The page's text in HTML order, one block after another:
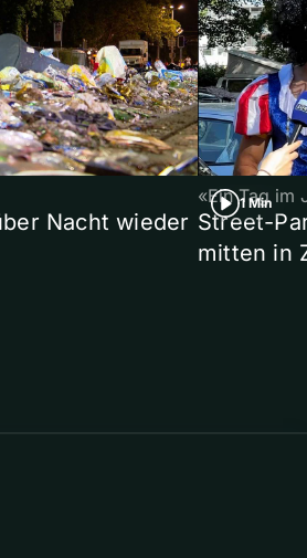
Nacht wieder
1 Min
«Ein Tag im
Street-
mitten in